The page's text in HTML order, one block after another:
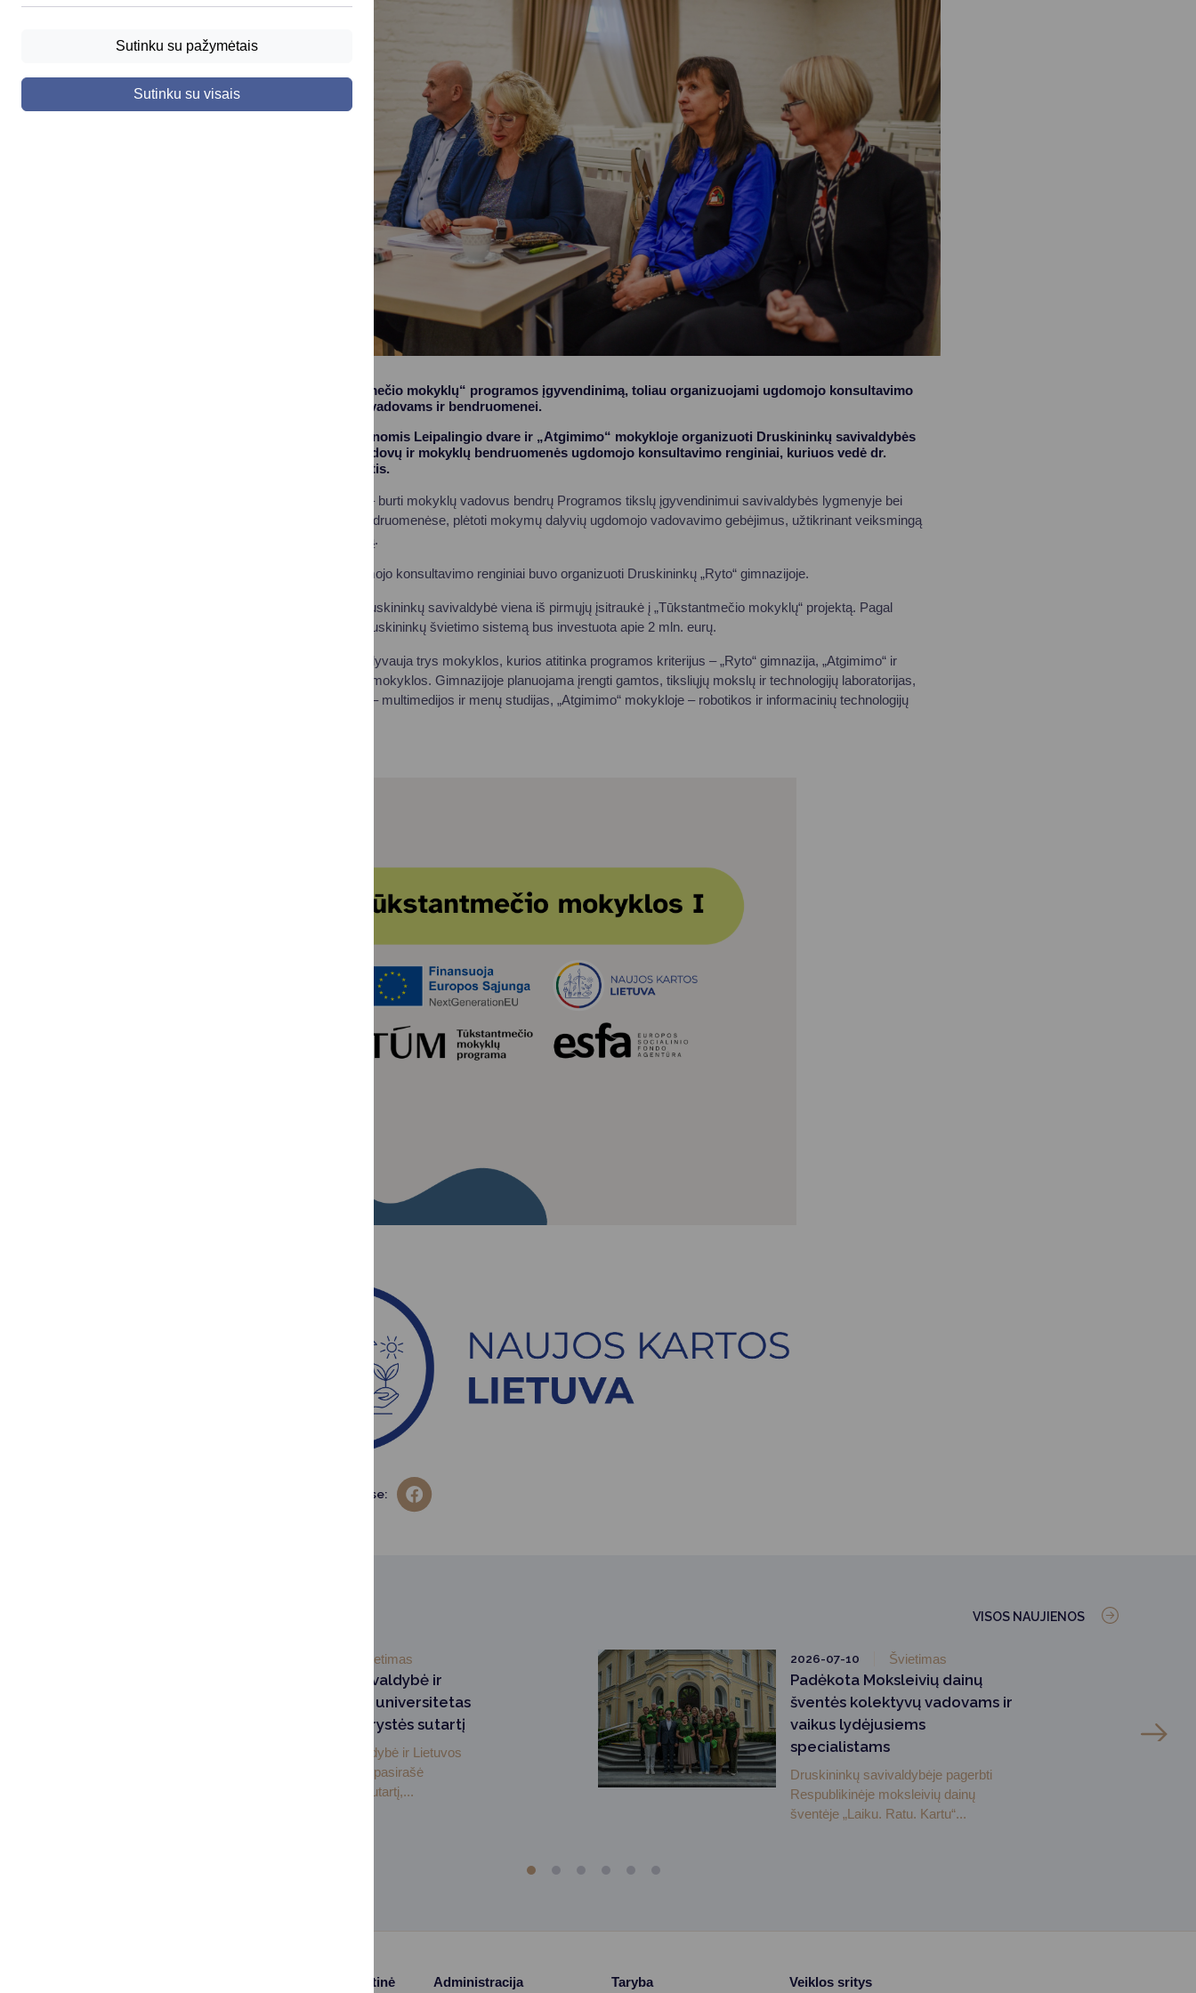
Sutinku su pažymėtais
Sutinku su visais
Pranešėjų apsauga
Asmens duomenų apsauga
Tęsiant „Tūkstantmečio mokyklų“ programos įgyvendinimą, toliau organizuojami ugdomojo konsultavimo
renginiai mokyklų vadovams ir bendruomenei.
Lapkričio 29-30 dienomis Leipalingio dvare ir „Atgimimo“ mokykloje organizuoti Druskininkų savivaldybės
švietimo įstaigų vadovų ir mokyklų bendruomenės ugdomojo konsultavimo renginiai, kuriuos vedė dr.
Aurimas M. Juozaitis.
Šių renginių tikslas – burti mokyklų vadovus bendrų Programos tikslų įgyvendinimui savivaldybės lygmenyje bei
atskirų mokyklų bendruomenėse, plėtoti mokymų dalyvių ugdomojo vadovavimo gebėjimus, užtikrinant veiksmingą
pagalbą ir palaikymą.
Prieš mėnesį ugdomojo konsultavimo renginiai buvo organizuoti Druskininkų „Ryto“ gimnazijoje.
Primename, kad Druskininkų savivaldybė viena iš pirmųjų įsitraukė į „Tūkstantmečio mokyklų“ projektą. Pagal
suderintą planą, į Druskininkų švietimo sistemą bus investuota apie 2 mln. eurų.
TŪM programoje dalyvauja trys mokyklos, kurios atitinka programos kriterijus – „Ryto“ gimnazija, „Atgimimo“ ir
„Saulės“ pagrindinė mokyklos. Gimnazijoje planuojama įrengti gamtos, tiksliųjų mokslų ir technologijų laboratorijas,
„Saulės“ mokykloje – multimedijos ir menų studijas, „Atgimimo“ mokykloje – robotikos ir informacinių technologijų
Dalintis soc. tinkluose:
VISOS NAUJIENOS
Švietimas
Druskininkų savivaldybė ir
Lietuvos sporto universitetas
pasirašė partnerystės sutartį
Druskininkų savivaldybė ir Lietuvos
sporto universitetas pasirašė
bendradarbiavimo sutartį,...
2026-07-10 Švietimas
Padėkota Moksleivių dainų
šventės kolektyvų vadovams ir
vaikus lydėjusiems
specialistams
Druskininkų savivaldybėje pagerbti
Respublikinėje moksleivių dainų
šventėje „Laiku. Ratu. Kartu“...
Struktūra ir kontaktinė
Administracija Taryba Veiklos sritys